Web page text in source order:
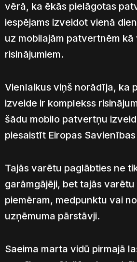
vērā, ka ēkās pielāgotas
iespējams izveidot vienā
uz mobilajām patvertnēm kā
risinājumiem.
Vienlaikus viņš norādīja, ka
izveide ir komplekss
šādu mobilo patvertņu
piesaistīt Eiropas
Tajās varētu paglābties ne
garāmgājēji, bet tajās
piemēram, medpunktu vai
uzņēmuma pārstāvji.
Saeima marta vidū pirmajā